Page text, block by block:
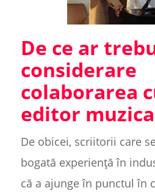
De ce ar
considerare
colaborarea
editor
De obicei, scriitorii care
bogată experiență în
că a ajunge în punctul în